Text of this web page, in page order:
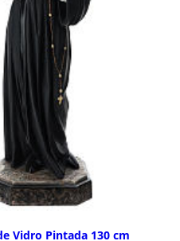
Vidro Pintada 130 cm